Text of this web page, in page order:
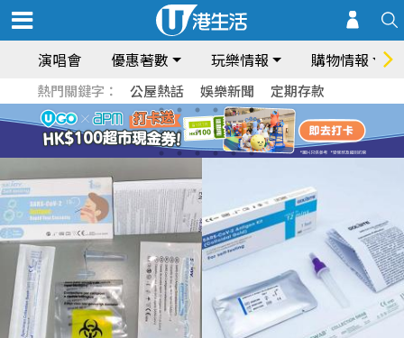
演唱會 優惠著數 玩樂情報 購物情報
熱門關鍵字： 公屋熱話 娛樂新聞 定期存款